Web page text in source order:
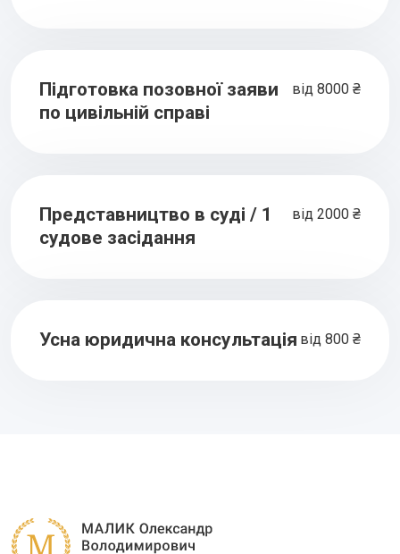
від 8000 ₴
Підготовка позовної заяви
по цивільній справі
від 2000 ₴
Представництво в суді / 1
судове засідання
від 800 ₴
Усна юридична консультація